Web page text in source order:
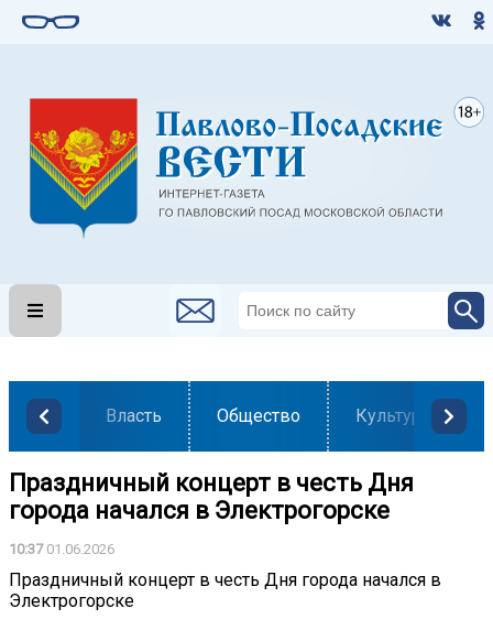
Власть Общество Культура
Праздничный концерт в честь Дня
города начался в Электрогорске
10:3701.06.2026
Праздничный концерт в честь Дня города начался в
Электрогорске